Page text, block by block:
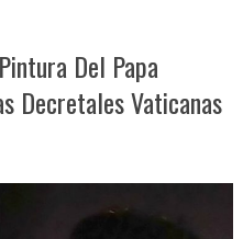
Del Papa
Decretales Vaticanas